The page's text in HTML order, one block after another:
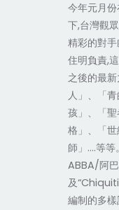
今年元月
下,台灣觀
精彩的對
住明負責,
之後的最
人」、「
孩」、「
格」、「
師」….等
ABBA/阿巴
及
編制的多